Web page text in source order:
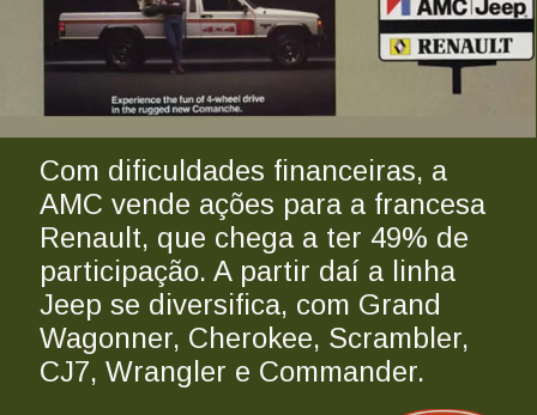
Com dificuldades financeiras, a
AMC vende ações para a francesa
Renault, que chega a ter 49% de
participação. A partir daí a linha
Jeep se diversifica, com Grand
Wagonner, Cherokee, Scrambler,
CJ7, Wrangler e Commander.